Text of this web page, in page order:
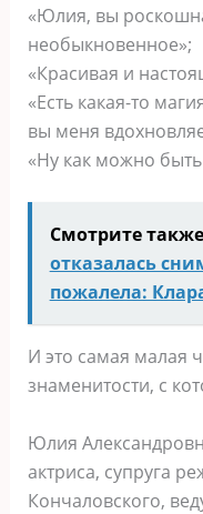
«Юлия, вы
необыкновенное»;
«Красивая и
«Есть какая-то
вы меня
«Ну как можно
Смотрите
отказалась
пожалела:
И это самая малая
знаменитости, с
Юлия
актриса, супруга
Кончаловского,